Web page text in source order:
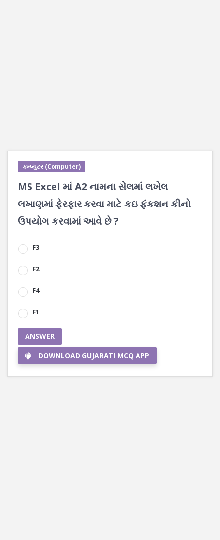
કમ્પ્યુટર (Computer)
MS Excel માં A2 નામના સેલમાં લખેલ
લખાણમાં ફેરફાર કરવા માટે કઇ ફંકશન કીનો
ઉપયોગ કરવામાં આવે છે ?
F3
F2
F4
F1
ANSWER
DOWNLOAD GUJARATI MCQ APP